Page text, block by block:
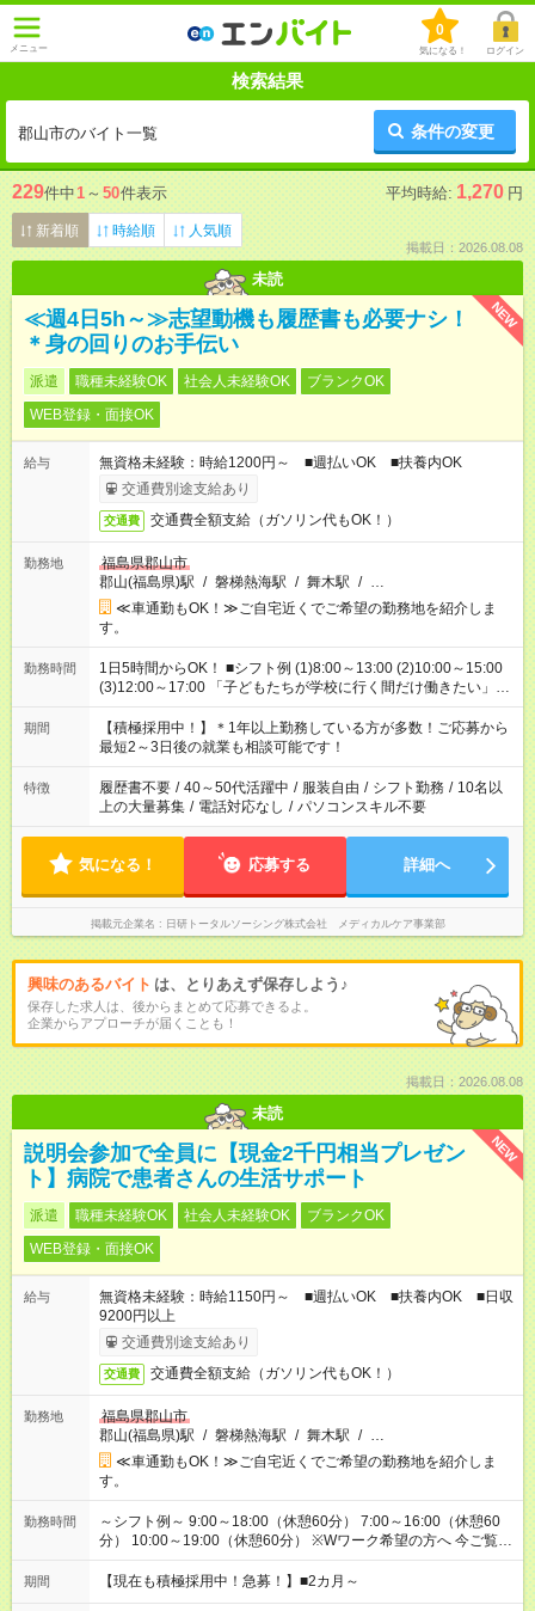
メニュー
0
気になる！ ログイン
検索結果
郡山市のバイト一覧 条件の変更
229件中1 ～ 50件表示 平均時給: 1,270 円
新着順 時給順 人気順
掲載日：2026.08.08
未読
NEW
≪週4日5h～≫志望動機も履歴書も必要ナシ！
＊身の回りのお手伝い
派遣 職種未経験OK 社会人未経験OK
ブランクOK
WEB登録・面接OK
給与
無資格未経験：時給1200円～ ■週払いOK ■扶養内OK
交通費別途支給あり
交通費 交通費全額支給（ガソリン代もOK！）
勤務地
福島県郡山市
郡山(福島県)駅 / 磐梯熱海駅 / 舞木駅 / …
≪車通勤もOK！≫ご自宅近くでご希望の勤務地を紹介しま
す。
勤務時間
1日5時間からOK！ ■シフト例 (1)8:00～13:00 (2)10:00～15:00
(3)12:00～17:00 「子どもたちが学校に行く間だけ働きたい」
「余裕を持って夕飯の準備がしたい」 「午前中は働いて、午後
はプライベートの時間にしたい」 など、ご希望を教えてくださ
いね。 ※Wワーク希望の方へ 今ご覧のお仕事で希望する勤務時
間と、もう1つのお仕事の勤務時間。 合計で週40時間を超える
場合は応募できません。
期間
【積極採用中！】＊1年以上勤務している方が多数！ご応募から
最短2～3日後の就業も相談可能です！
特徴 履歴書不要 / 40～50代活躍中 / 服装自由 / シフト勤務 / 10名以
上の大量募集 / 電話対応なし / パソコンスキル不要
気になる！ 応募する 詳細へ
掲載元企業名 日研トータルソーシング株式会社 メディカルケア事業部
興味のあるバイト は、とりあえず保存しよう♪
保存した求人は、後からまとめて応募できるよ。
企業からアプローチが届くことも！
掲載日：2026.08.08
未読
NEW
説明会参加で全員に【現金2千円相当プレゼン
ト】病院で患者さんの生活サポート
派遣 職種未経験OK 社会人未経験OK
ブランクOK
WEB登録・面接OK
給与
無資格未経験：時給1150円～ ■週払いOK ■扶養内OK ■日収
9200円以上
交通費別途支給あり
交通費 交通費全額支給（ガソリン代もOK！）
勤務地
福島県郡山市
郡山(福島県)駅 / 磐梯熱海駅 / 舞木駅 / …
≪車通勤もOK！≫ご自宅近くでご希望の勤務地を紹介しま
す。
勤務時間
～シフト例～ 9:00～18:00（休憩60分） 7:00～16:00（休憩60
分） 10:00～19:00（休憩60分） ※Wワーク希望の方へ 今ご覧の
お仕事で希望する勤務時間と、もう1つのお仕事の勤務時間の合
計が 週40時間を超えなければOKです。
期間 【現在も積極採用中！急募！】■2カ月～